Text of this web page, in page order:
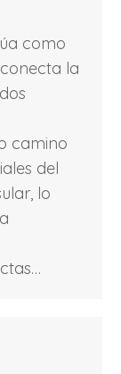
como
la
camino
del
lo